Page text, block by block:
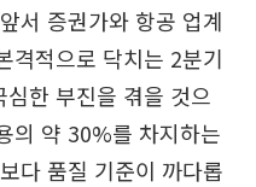
서 증권가와 항공 업계
격적으로 닥치는 2분기
한 부진을 겪을 것으
의 약 30%를 차지하는
다 품질 기준이 까다롭